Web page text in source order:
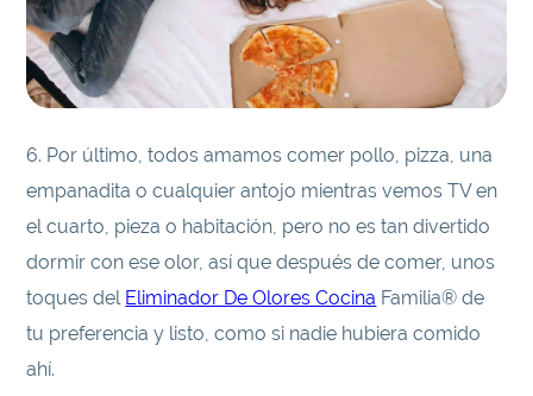
6. Por último, todos amamos comer pollo, pizza, una
empanadita o cualquier antojo mientras vemos TV en
el cuarto, pieza o habitación, pero no es tan divertido
dormir con ese olor, así que después de comer, unos
toques del Eliminador De Olores Cocina Familia® de
tu preferencia y listo, como si nadie hubiera comido
ahí.